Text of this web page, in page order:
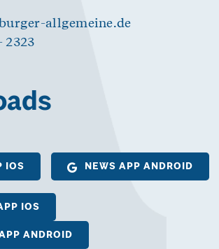
allgemeine.de
2323
IOS NEWS APP ANDROID
IOS
ANDROID